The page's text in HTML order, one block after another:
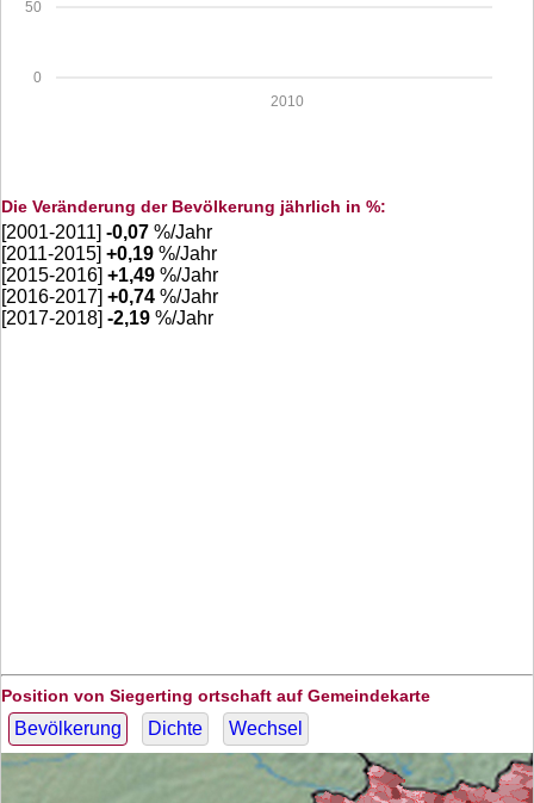
0
50
2010
Die Veränderung der Bevölkerung jährlich in %:
[2001-2011] -0,07 %/Jahr
[2011-2015] +0,19 %/Jahr
[2015-2016] +1,49 %/Jahr
[2016-2017] +0,74 %/Jahr
[2017-2018] -2,19 %/Jahr
Position von Siegerting ortschaft auf Gemeindekarte
Bevölkerung Dichte Wechsel